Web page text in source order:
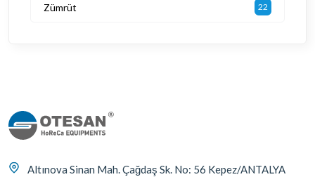
Zümrüt 22
Altınova Sinan Mah. Çağdaş Sk. No: 56 Kepez/ANTALYA